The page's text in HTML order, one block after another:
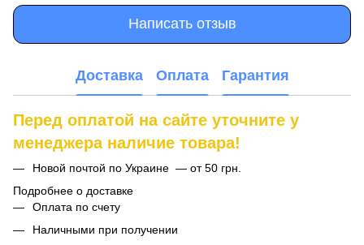
Написать отзыв
Доставка Оплата Гарантия
Перед оплатой на сайте уточните у
менеджера наличие товара!
Новой почтой по Украине — от 50 грн.
Подробнее о доставке
Оплата по счету
Наличными при получении